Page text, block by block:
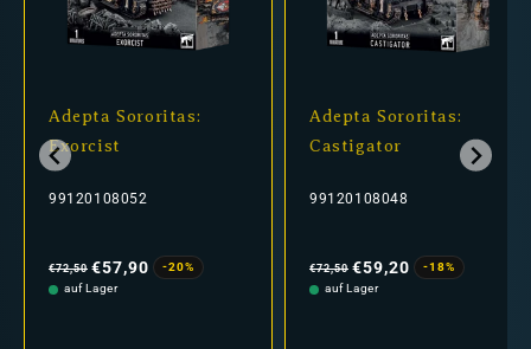
Adepta Sororitas:
Exorcist
99120108052
Preis
€72,50 €57,90
-20%
auf Lager
Adepta Sororitas:
Castigator
99120108048
Preis
€72,50 €59,20
-18%
auf Lager